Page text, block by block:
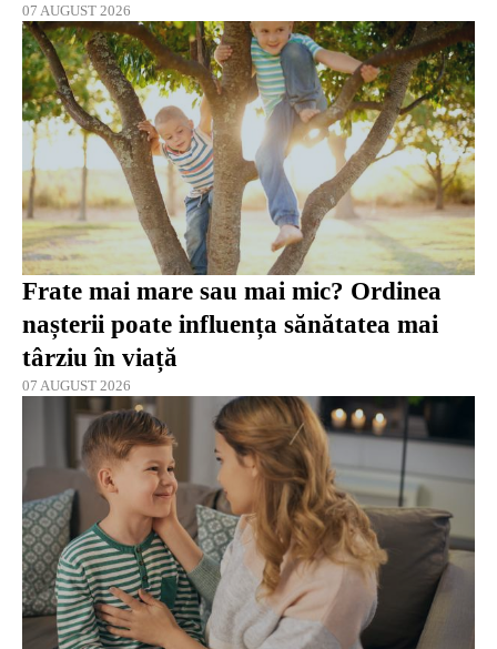
07 AUGUST 2026
Frate mai mare sau mai mic? Ordinea
nașterii poate influența sănătatea mai
târziu în viață
07 AUGUST 2026